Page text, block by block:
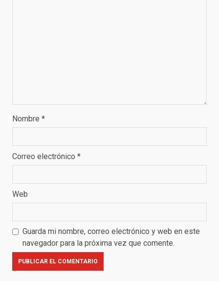
Nombre *
Correo electrónico *
Web
Guarda mi nombre, correo electrónico y web en este
navegador para la próxima vez que comente.